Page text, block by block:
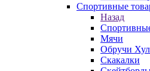
Спортивные
Назад
Мячи
Обручи
Скакалки